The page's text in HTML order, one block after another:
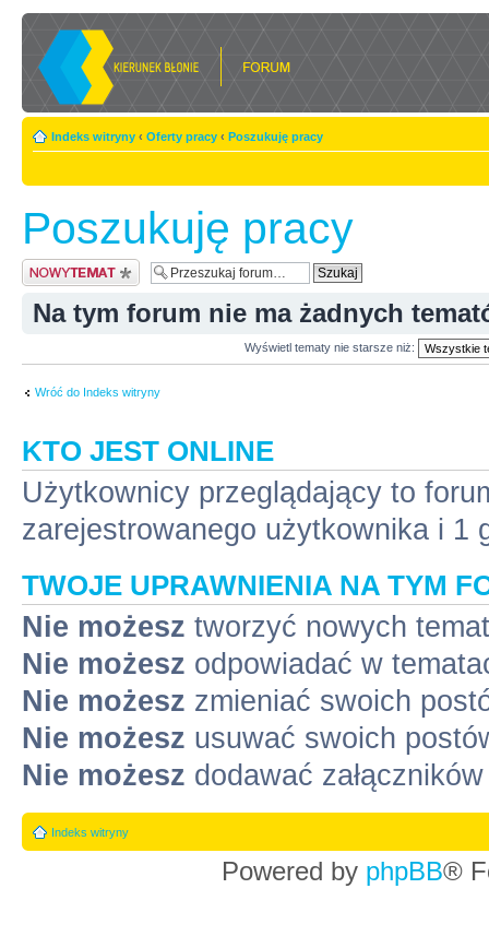
Indeks witryny ‹ Oferty pracy ‹ Poszukuję pracy
Poszukuję pracy
Nowy temat
Na tym forum nie ma żadnych
Wyświetl tematy nie starsze niż:
Wróć do Indeks witryny
KTO JEST ONLINE
Użytkownicy przeglądający to
zarejestrowanego użytkownika i 1
TWOJE UPRAWNIENIA NA TYM
Nie możesz tworzyć nowych
Nie możesz odpowiadać w
Nie możesz zmieniać swoich
Nie możesz usuwać swoich
Nie możesz dodawać załączników
Indeks witryny
Powered by phpBB®